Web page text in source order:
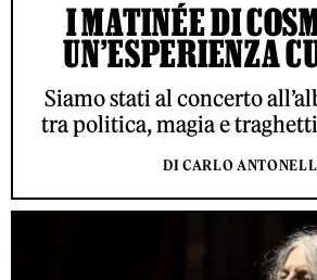
I MATINÉE DI
UN’ESPERIENZA
Siamo stati al concerto
tra politica, magia e
DI CARLO